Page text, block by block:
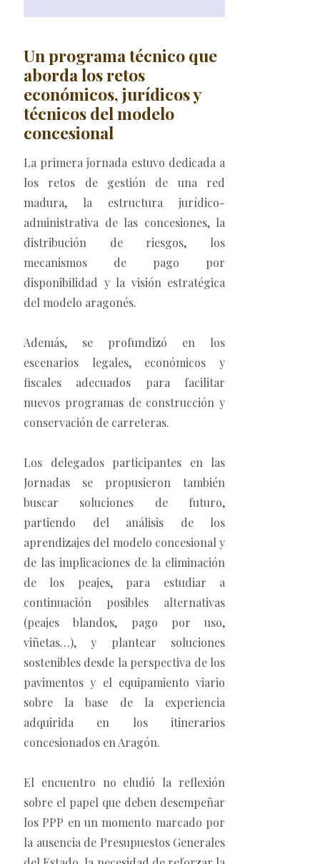
Un programa técnico que
aborda los retos
económicos, jurídicos y
técnicos del modelo
concesional
La primera jornada estuvo dedicada a
los retos de gestión de una red
madura, la estructura jurídico-
administrativa de las concesiones, la
distribución de riesgos, los
mecanismos de pago por
disponibilidad y la visión estratégica
del modelo aragonés.
Además, se profundizó en los
escenarios legales, económicos y
fiscales adecuados para facilitar
nuevos programas de construcción y
conservación de carreteras.
Los delegados participantes en las
Jornadas se propusieron también
buscar soluciones de futuro,
partiendo del análisis de los
aprendizajes del modelo concesional y
de las implicaciones de la eliminación
de los peajes, para estudiar a
continuación posibles alternativas
(peajes blandos, pago por uso,
viñetas…), y plantear soluciones
sostenibles desde la perspectiva de los
pavimentos y el equipamiento viario
sobre la base de la experiencia
adquirida en los itinerarios
concesionados en Aragón.
El encuentro no eludió la reflexión
sobre el papel que deben desempeñar
los PPP en un momento marcado por
la ausencia de Presupuestos Generales